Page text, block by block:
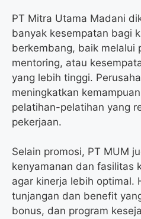
PT Mitra Utama Madani
banyak kesempatan bagi
berkembang, baik melalui
mentoring, atau
yang lebih tinggi.
meningkatkan
pelatihan-pelatihan yang
pekerjaan.
Selain promosi, PT MUM
kenyamanan dan fasilitas
agar kinerja lebih optimal.
tunjangan dan benefit
bonus, dan program